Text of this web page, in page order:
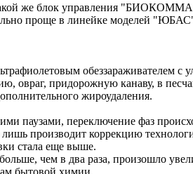
же блок управления
проще в линейке моделей
обеззараживателем с
придорожную канаву, в
жироудаления.
паузами, переключение фаз
производит коррекцию
стала еще выше.
чем в два раза, произошло
бытовой химии.